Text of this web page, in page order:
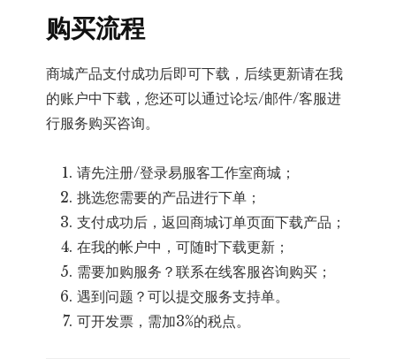
购买流程
商城产品支付成功后即可下载，后续更新请在我
的账户中下载，您还可以通过论坛/邮件/客服进
行服务购买咨询。
请先注册/登录易服客工作室商城；
挑选您需要的产品进行下单；
支付成功后，返回商城订单页面下载产品；
在我的帐户中，可随时下载更新；
需要加购服务？联系在线客服咨询购买；
遇到问题？可以提交服务支持单。
可开发票，需加3%的税点。